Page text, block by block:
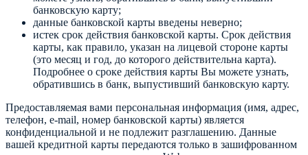
банковскую карту;
данные банковской карты введены неверно;
истек срок действия банковской карты. Срок действия
карты, как правило, указан на лицевой стороне карты
(это месяц и год, до которого действительна карта).
Подробнее о сроке действия карты Вы можете узнать,
обратившись в банк, выпустивший банковскую карту.
Предоставляемая вами персональная информация (имя, адрес,
телефон, e-mail, номер банковской карты) является
конфиденциальной и не подлежит разглашению. Данные
вашей кредитной карты передаются только в зашифрованном